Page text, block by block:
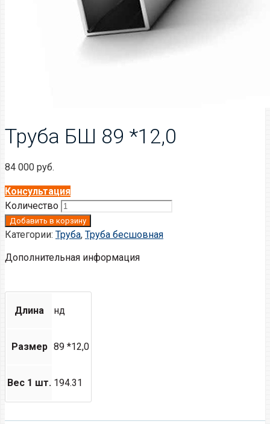
Труба БШ 89 *12,0
84 000 руб.
Консультация
Количество
Добавить в корзину
Категории: Труба, Труба бесшовная
Дополнительная информация
Длина нд
Размер 89 *12,0
Вес 1 шт. 194.31